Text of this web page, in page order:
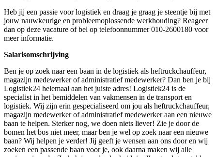
Heb jij een passie voor logistiek en draag je graag je steentje bij met
jouw nauwkeurige en probleemoplossende werkhouding? Reageer
dan op deze vacature of bel op telefoonnummer 010-2600180 voor
meer informatie.
Salarisomschrijving
Ben je op zoek naar een baan in de logistiek als heftruckchauffeur,
magazijn medewerker of administratief medewerker? Dan ben je bij
Logistiek24 helemaal aan het juiste adres! Logistiek24 is de
specialist in het bemiddelen van vakmensen in de transport en
logistiek. Wij zijn erin gespecialiseerd om jou als heftruckchauffeur,
magazijn medewerker of administratief medewerker aan een nieuwe
baan te helpen. Sterker nog, we doen niets liever! Zie je door de
bomen het bos niet meer, maar ben je wel op zoek naar een nieuwe
baan? Wij helpen je verder! Jij geeft je wensen aan ons door en wij
zoeken een passende baan voor je, ook daarna maken wij alle